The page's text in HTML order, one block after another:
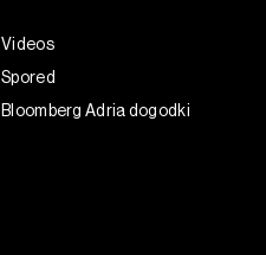
Videos
Spored
Bloomberg Adria dogodki